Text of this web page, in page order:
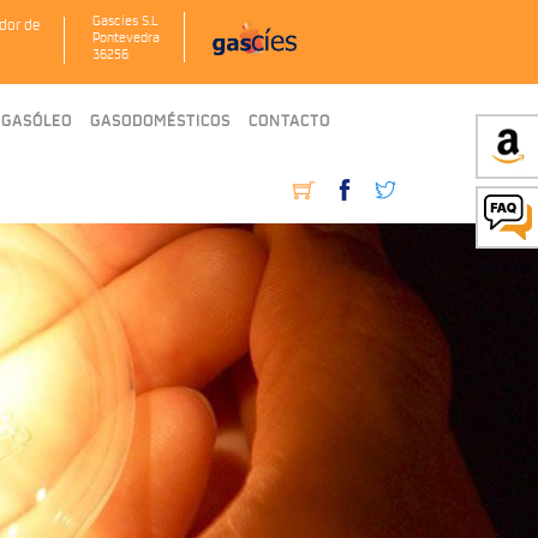
de
Gascíes S.L
Pontevedra
36256
GASÓLEO GASODOMÉSTICOS CONTACTO